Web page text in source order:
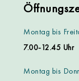
Montag bis
7.00-12.45 Uhr
Montag bis